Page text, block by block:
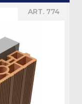
ART. 774